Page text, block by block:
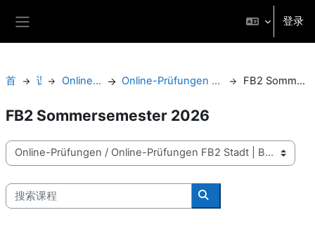
登录
首页 课程 Online-Prüfungen Online-Prüfungen FB2 Stadt | Bau | Kultur FB2 Sommersemester 2026
FB2 Sommersemester 2026
课程类别
搜索课程
搜索课程